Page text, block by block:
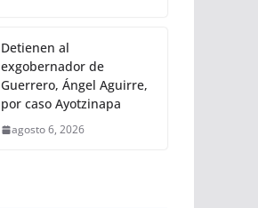
Detienen al
exgobernador de
Guerrero, Ángel Aguirre,
por caso Ayotzinapa
agosto 6, 2026